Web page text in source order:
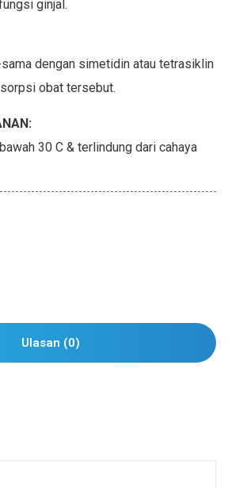
ginjal.
dengan simetidin atau tetrasiklin
obat tersebut.
30 C & terlindung dari cahaya
Ulasan (0)